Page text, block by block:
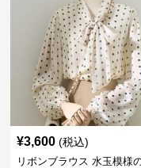
¥3,600 (税込)
リボンブラウス 水玉模様